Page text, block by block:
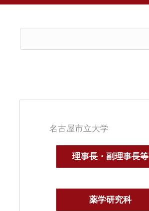
名古屋市立大学
理事長・副理事長等
薬学研究科